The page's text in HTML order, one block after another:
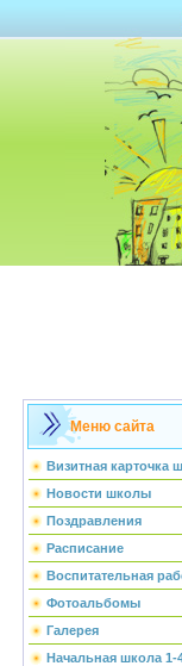
Меню сайта
Визитная карточка
Новости школы
Поздравления
Расписание
Воспитательная
Фотоальбомы
Галерея
Начальная школа 1-